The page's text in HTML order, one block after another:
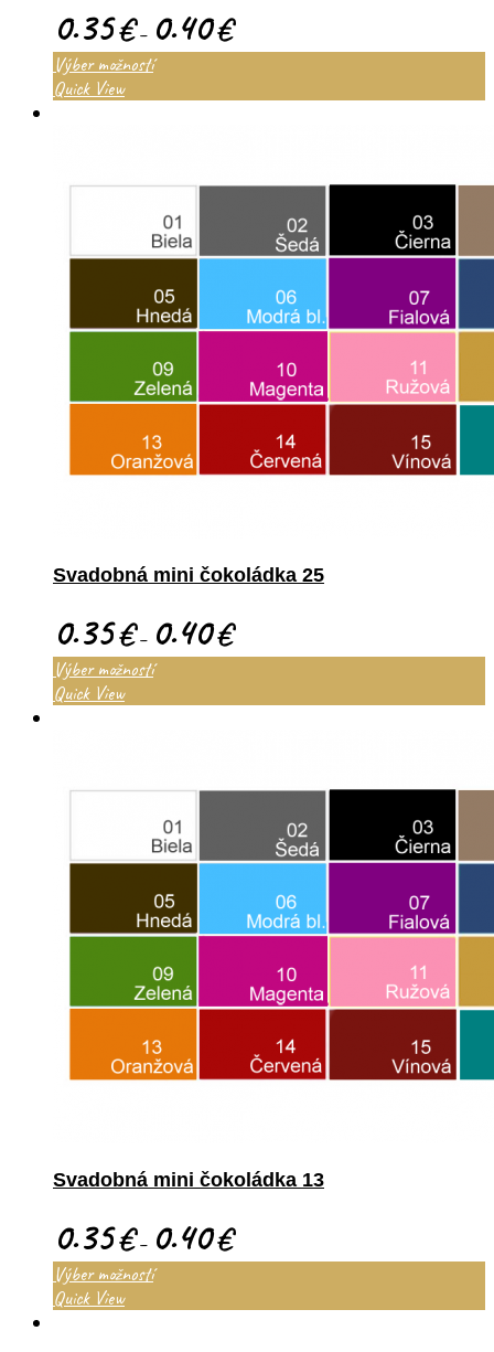
0.35€– 0.40€
Výber možností
Quick View
Svadobná mini čokoládka 25
0.35€– 0.40€
Výber možností
Quick View
Svadobná mini čokoládka 13
0.35€– 0.40€
Výber možností
Quick View